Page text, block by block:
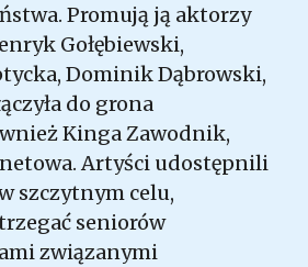
Promują ją aktorzy
Gołębiewski,
Dominik Dąbrowski,
do grona
Kinga Zawodnik,
Artyści udostępnili
szczytnym celu,
seniorów
związanymi